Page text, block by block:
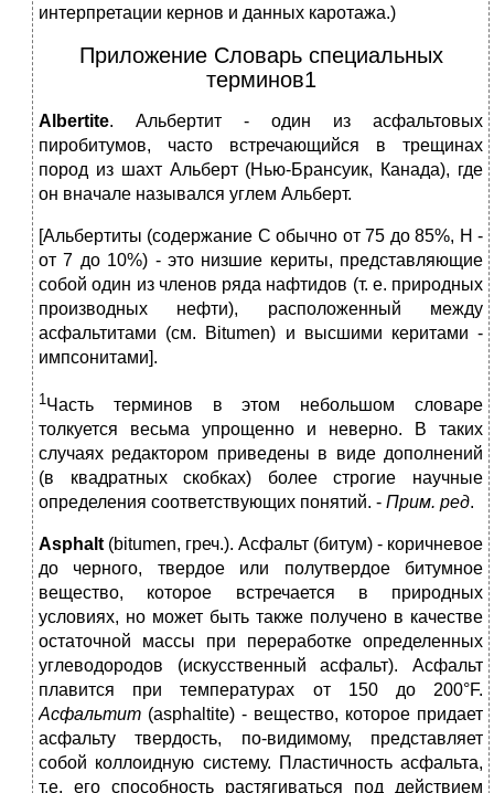
интерпретации кернов и данных каротажа.)
Приложение Словарь специальных
терминов1
Albertite. Альбертит - один из асфальтовых
пиробитумов, часто встречающийся в трещинах
пород из шахт Альберт (Нью-Брансуик, Канада), где
он вначале назывался углем Альберт.
[Альбертиты (содержание С обычно от 75 до 85%, Н -
от 7 до 10%) - это низшие кериты, представляющие
собой один из членов ряда нафтидов (т. е. природных
производных нефти), расположенный между
асфальтитами (см. Bitumen) и высшими керитами -
импсонитами].
1Часть терминов в этом небольшом словаре
толкуется весьма упрощенно и неверно. В таких
случаях редактором приведены в виде дополнений
(в квадратных скобках) более строгие научные
определения соответствующих понятий. - Прим. ред.
Asphalt(bitumen, греч.). Асфальт (битум) - коричневое
до черного, твердое или полутвердое битумное
вещество, которое встречается в природных
условиях, но может быть также получено в качестве
остаточной массы при переработке определенных
углеводородов (искусственный асфальт). Асфальт
плавится при температурах от 150 до 200°F.
Асфальтит (asphaltite) ‑ вещество, которое придает
асфальту твердость, по-видимому, представляет
собой коллоидную систему. Пластичность асфальта,
т.е. его способность растягиваться под действием